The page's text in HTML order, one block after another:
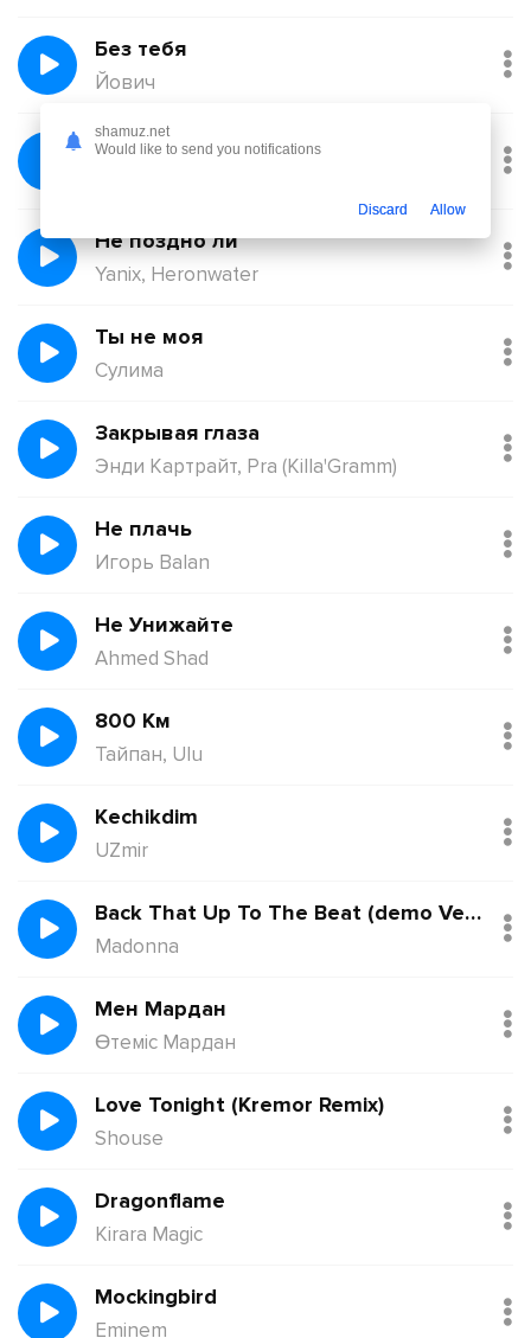
Без тебя
Йович
Балқадиша (Ақан Сері)
Не поздно ли
Yanix, Heronwater
Ты не моя
Сулима
Закрывая глаза
Энди Картрайт, Pra (Killa'Gramm)
Не плачь
Игорь Balan
Не Унижайте
Ahmed Shad
800 Км
Тайпан, Ulu
Kechikdim
UZmir
Back That Up To The Beat (demo Version)
Madonna
Мен Мардан
Өтеміс Мардан
Love Tonight (Kremor Remix)
Shouse
Dragonflame
Kirara Magic
Mockingbird
Eminem
shamuz.net
Would like to send you notifications
Discard Allow